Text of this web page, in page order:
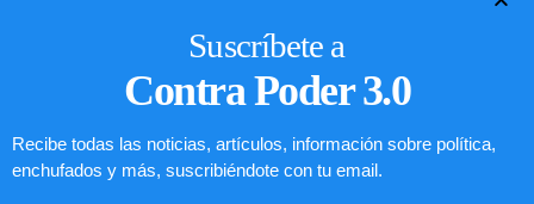
Comunistas no son bienvenidos en
EE.UU.
Suscríbete a
Contra Poder 3.0
Recibe todas las noticias, artículos, información sobre política,
enchufados y más, suscribiéndote con tu email.